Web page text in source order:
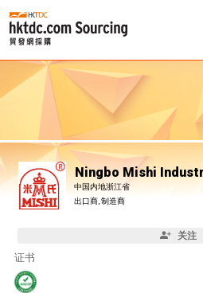
Ningbo Mishi
中国内地浙江省
出口商, 制造商
关注
证书